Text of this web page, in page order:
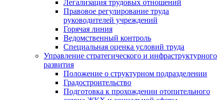
Легализация трудовых отношений
Правовое регулирование труда
руководителей учреждений
Горячая линия
Ведомственный контроль
Специальная оценка условий труда
Управление стратегического и инфраструктурного
развития
Положение о структурном подразделении
Градостроительство
Подготовка к прохождении отопительного